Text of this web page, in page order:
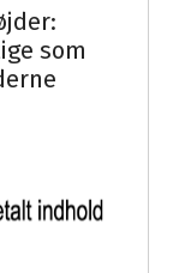
som